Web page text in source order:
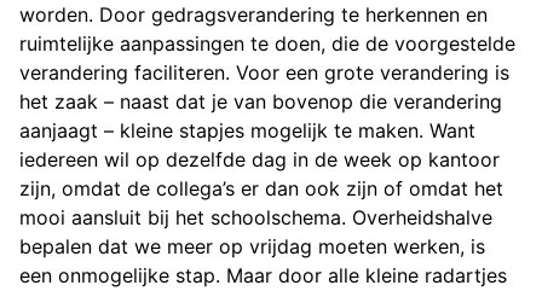
worden. Door gedragsverandering te herkennen en
ruimtelijke aanpassingen te doen, die de voorgestelde
verandering faciliteren. Voor een grote verandering is
het zaak – naast dat je van bovenop die verandering
aanjaagt – kleine stapjes mogelijk te maken. Want
iedereen wil op dezelfde dag in de week op kantoor
zijn, omdat de collega’s er dan ook zijn of omdat het
mooi aansluit bij het schoolschema. Overheidshalve
bepalen dat we meer op vrijdag moeten werken, is
een onmogelijke stap. Maar door alle kleine radartjes